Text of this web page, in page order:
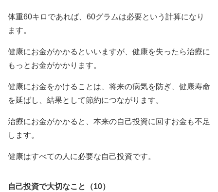
体重60キロであれば、60グラムは必要という計算になり
ます。
健康にお金がかかるといいますが、健康を失ったら治療に
もっとお金がかかります。
健康にお金をかけることは、将来の病気を防ぎ、健康寿命
を延ばし、結果として節約につながります。
治療にお金がかかると、本来の自己投資に回すお金も不足
します。
健康はすべての人に必要な自己投資です。
自己投資で大切なこと（10）